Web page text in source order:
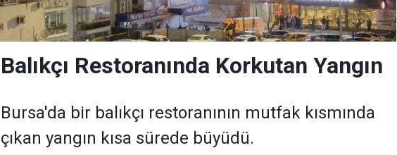
Balıkçı Restoranında Korkutan Yangın
Bursa'da bir balıkçı restoranının mutfak kısmında
çıkan yangın kısa sürede büyüdü.